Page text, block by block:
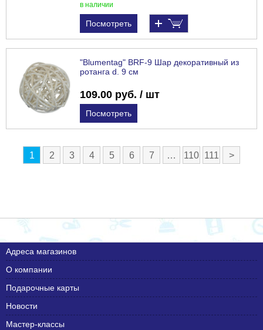
в наличии
Посмотреть
"Blumentag" BRF-9 Шар декоративный из
ротанга d. 9 см
109.00 руб. / шт
Посмотреть
1 2 3 4 5 6 7 … 110 111 >
Адреса магазинов
О компании
Подарочные карты
Новости
Мастер-классы